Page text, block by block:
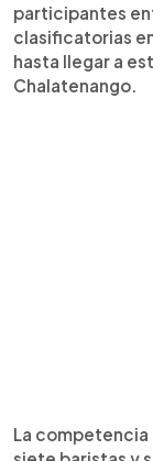
participantes
clasificatorias
hasta llegar a
Chalatenango.
La